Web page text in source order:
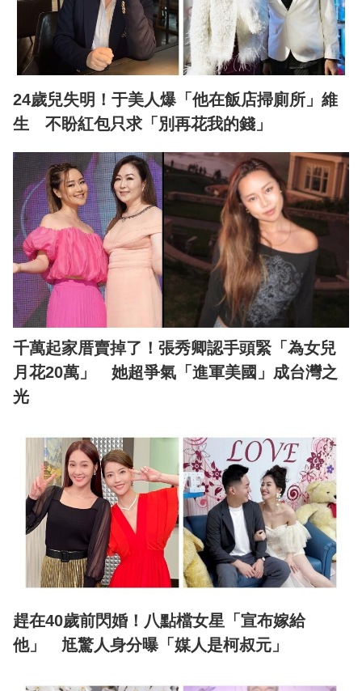
24歲兒失明！于美人爆「他在飯店掃廁所」維
生 不盼紅包只求「別再花我的錢」
千萬起家厝賣掉了！張秀卿認手頭緊「為女兒
月花20萬」 她超爭氣「進軍美國」成台灣之
光
趕在40歲前閃婚！八點檔女星「宣布嫁給
他」 尪驚人身分曝「媒人是柯叔元」